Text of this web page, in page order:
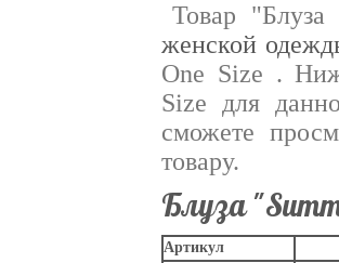
Товар
женской
One Size .
Size для
сможете
товару.
Блуза
Артикул